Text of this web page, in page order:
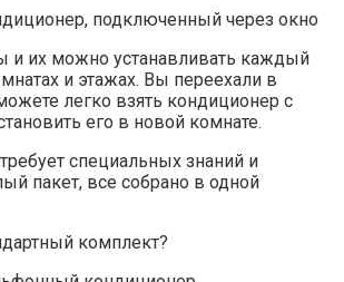
и их можно устанавливать каждый
и ​​этажах. Вы переехали в
легко взять кондиционер с
его в новой комнате.
специальных знаний и
пакет, все собрано в одной
комплект?